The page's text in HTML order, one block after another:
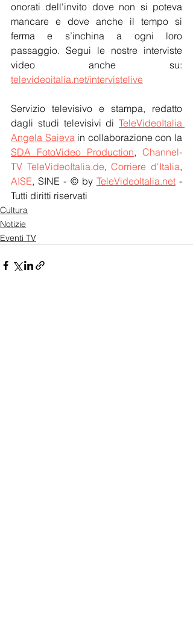
onorati dell'invito dove non si poteva
mancare e dove anche il tempo si
ferma e s’inchina a ogni loro
passaggio. Segui le nostre interviste
televideoitalia.net/intervistelive
Servizio televisivo e stampa, redatto
dagli studi televisivi di TeleVideoItalia
Angela Saieva
SDA FotoVideo Production, Channel-
TV TeleVideoItalia.de, Corriere d'Italia
AISE, SINE - © by TeleVideoItalia.net -
Tutti diritti riservati
Cultura
Notizie
Eventi TV